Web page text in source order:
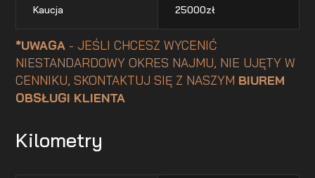
Kaucja 25000zł
*UWAGA - JEŚLI CHCESZ WYCENIĆ
NIESTANDARDOWY OKRES NAJMU, NIE UJĘTY W
CENNIKU, SKONTAKTUJ SIĘ Z NASZYM BIUREM
OBSŁUGI KLIENTA
Kilometry